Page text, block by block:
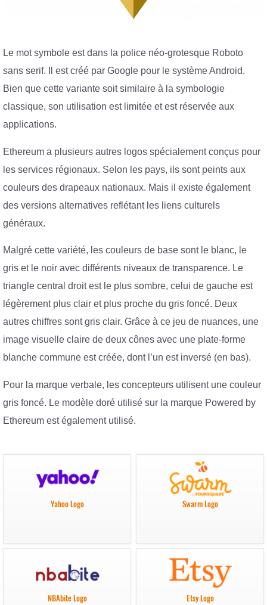
Le mot symbole est dans la police néo-grotesque Roboto
sans serif. Il est créé par Google pour le système Android.
Bien que cette variante soit similaire à la symbologie
classique, son utilisation est limitée et est réservée aux
applications.
Ethereum a plusieurs autres logos spécialement conçus pour
les services régionaux. Selon les pays, ils sont peints aux
couleurs des drapeaux nationaux. Mais il existe également
des versions alternatives reflétant les liens culturels
généraux.
Malgré cette variété, les couleurs de base sont le blanc, le
gris et le noir avec différents niveaux de transparence. Le
triangle central droit est le plus sombre, celui de gauche est
légèrement plus clair et plus proche du gris foncé. Deux
autres chiffres sont gris clair. Grâce à ce jeu de nuances, une
image visuelle claire de deux cônes avec une plate-forme
blanche commune est créée, dont l’un est inversé (en bas).
Pour la marque verbale, les concepteurs utilisent une couleur
gris foncé. Le modèle doré utilisé sur la marque Powered by
Ethereum est également utilisé.
Yahoo Logo Swarm Logo
NBAbite Logo Etsy Logo